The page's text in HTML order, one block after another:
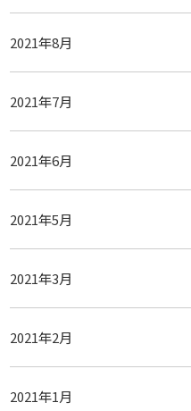
2021年8月
2021年7月
2021年6月
2021年5月
2021年3月
2021年2月
2021年1月